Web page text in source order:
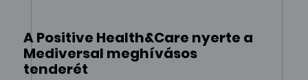
A Positive Health&Care nyerte a
Mediversal meghívásos
tenderét